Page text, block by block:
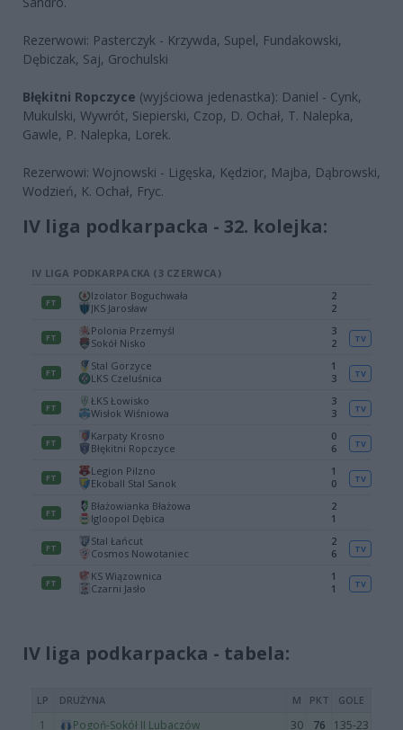
Rezerwowi: Pasterczyk - Krzywda, Supel, Fundakowski,
Dębiczak, Saj, Grochulski
Błękitni Ropczyce (wyjściowa jedenastka): Daniel - Cynk,
Mukulski, Wywrót, Siepierski, Czop, D. Ochał, T. Nalepka,
Gawle, P. Nalepka, Lorek.
Rezerwowi: Wojnowski - Ligęska, Kędzior, Majba, Dąbrowski,
Wodzień, K. Ochał, Fryc.
IV liga podkarpacka - 32. kolejka:
IV liga podkarpacka - tabela: